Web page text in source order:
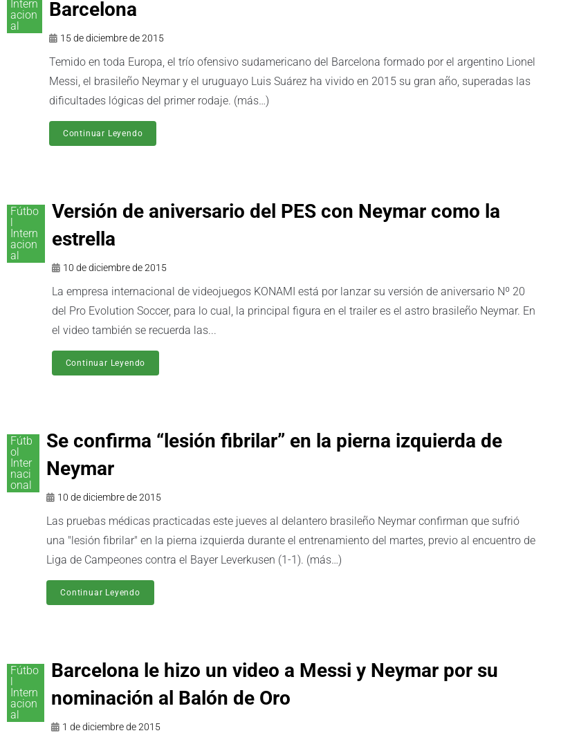
Intern
acion
al
Barcelona
15 de diciembre de 2015
Temido en toda Europa, el trío ofensivo sudamericano del Barcelona formado por el argentino Lionel
Messi, el brasileño Neymar y el uruguayo Luis Suárez ha vivido en 2015 su gran año, superadas las
dificultades lógicas del primer rodaje. (más…)
Continuar Leyendo
Fútbo
l
Intern
acion
al
Versión de aniversario del PES con Neymar como la
estrella
10 de diciembre de 2015
La empresa internacional de videojuegos KONAMI está por lanzar su versión de aniversario Nº 20
del Pro Evolution Soccer, para lo cual, la principal figura en el trailer es el astro brasileño Neymar. En
el video también se recuerda las...
Continuar Leyendo
Fútb
ol
Inter
naci
onal
Se confirma “lesión fibrilar” en la pierna izquierda de
Neymar
10 de diciembre de 2015
Las pruebas médicas practicadas este jueves al delantero brasileño Neymar confirman que sufrió
una "lesión fibrilar" en la pierna izquierda durante el entrenamiento del martes, previo al encuentro de
Liga de Campeones contra el Bayer Leverkusen (1-1). (más…)
Continuar Leyendo
Fútbo
l
Intern
acion
al
Barcelona le hizo un video a Messi y Neymar por su
nominación al Balón de Oro
1 de diciembre de 2015